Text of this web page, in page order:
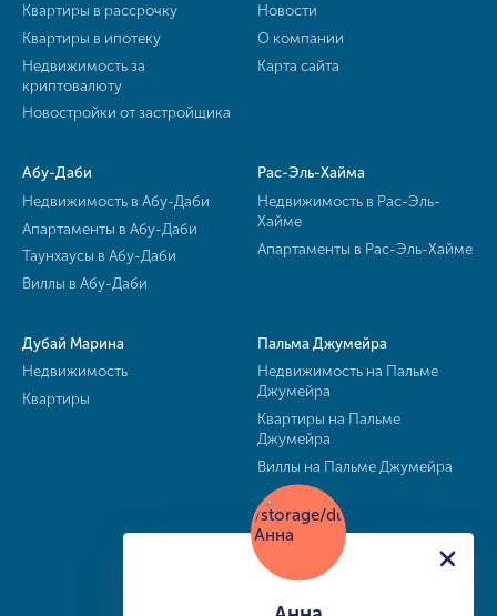
Квартиры в рассрочку
Квартиры в ипотеку
Недвижимость за
криптовалюту
Новостройки от застройщика
Новости
О компании
Карта сайта
Абу-Даби
Недвижимость в Абу-Даби
Апартаменты в Абу-Даби
Таунхаусы в Абу-Даби
Виллы в Абу-Даби
Рас-Эль-Хайма
Недвижимость в Рас-Эль-
Хайме
Апартаменты в Рас-Эль-Хайме
Дубай Марина
Недвижимость
Квартиры
Пальма Джумейра
Недвижимость на Пальме
Джумейра
Квартиры на Пальме
Джумейра
Виллы на Пальме Джумейра